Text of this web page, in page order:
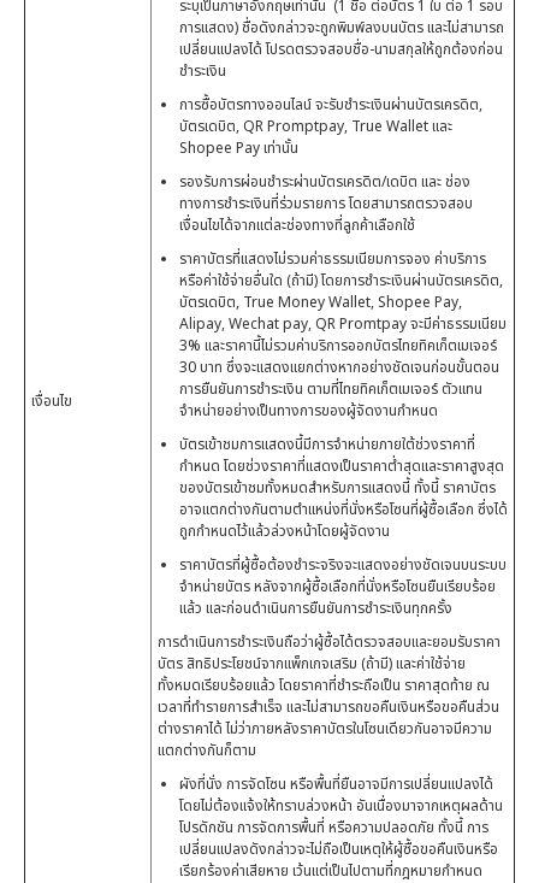
เงื่อนไข
ระบุเป็นภาษาอังกฤษเท่านั้น (1 ชื่อ ต่อบัตร 1 ใบ ต่อ 1 รอบ
การแสดง) ชื่อดังกล่าวจะถูกพิมพ์ลงบนบัตร และไม่สามารถ
เปลี่ยนแปลงได้ โปรดตรวจสอบชื่อ-นามสกุลให้ถูกต้องก่อน
ชำระเงิน
การซื้อบัตรทางออนไลน์ จะรับชำระเงินผ่านบัตรเครดิต,
บัตรเดบิต, QR Promptpay, True Wallet และ
Shopee Pay เท่านั้น
รองรับการผ่อนชำระผ่านบัตรเครดิต/เดบิต และ ช่อง
ทางการชำระเงินที่ร่วมรายการ โดยสามารถตรวจสอบ
เงื่อนไขได้จากแต่ละช่องทางที่ลูกค้าเลือกใช้
ราคาบัตรที่แสดงไม่รวมค่าธรรมเนียมการจอง ค่าบริการ
หรือค่าใช้จ่ายอื่นใด (ถ้ามี) โดยการชำระเงินผ่านบัตรเครดิต,
บัตรเดบิต, True Money Wallet, Shopee Pay,
Alipay, Wechat pay, QR Promtpay จะมีค่าธรรมเนียม
3% และราคานี้ไม่รวมค่าบริการออกบัตรไทยทิคเก็ตเมเจอร์
30 บาท ซึ่งจะแสดงแยกต่างหากอย่างชัดเจนก่อนขั้นตอน
การยืนยันการชำระเงิน ตามที่ไทยทิคเก็ตเมเจอร์ ตัวแทน
จำหน่ายอย่างเป็นทางการของผู้จัดงานกำหนด
บัตรเข้าชมการแสดงนี้มีการจำหน่ายภายใต้ช่วงราคาที่
กำหนด โดยช่วงราคาที่แสดงเป็นราคาต่ำสุดและราคาสูงสุด
ของบัตรเข้าชมทั้งหมดสำหรับการแสดงนี้ ทั้งนี้ ราคาบัตร
อาจแตกต่างกันตามตำแหน่งที่นั่งหรือโซนที่ผู้ซื้อเลือก ซึ่งได้
ถูกกำหนดไว้แล้วล่วงหน้าโดยผู้จัดงาน
ราคาบัตรที่ผู้ซื้อต้องชำระจริงจะแสดงอย่างชัดเจนบนระบบ
จำหน่ายบัตร หลังจากผู้ซื้อเลือกที่นั่งหรือโซนยืนเรียบร้อย
แล้ว และก่อนดำเนินการยืนยันการชำระเงินทุกครั้ง
การดำเนินการชำระเงินถือว่าผู้ซื้อได้ตรวจสอบและยอมรับราคา
บัตร สิทธิประโยชน์จากแพ็กเกจเสริม (ถ้ามี) และค่าใช้จ่าย
ทั้งหมดเรียบร้อยแล้ว โดยราคาที่ชำระถือเป็น ราคาสุดท้าย ณ
เวลาที่ทำรายการสำเร็จ และไม่สามารถขอคืนเงินหรือขอคืนส่วน
ต่างราคาได้ ไม่ว่าภายหลังราคาบัตรในโซนเดียวกันอาจมีความ
แตกต่างกันก็ตาม
ผังที่นั่ง การจัดโซน หรือพื้นที่ยืนอาจมีการเปลี่ยนแปลงได้
โดยไม่ต้องแจ้งให้ทราบล่วงหน้า อันเนื่องมาจากเหตุผลด้าน
โปรดักชัน การจัดการพื้นที่ หรือความปลอดภัย ทั้งนี้ การ
เปลี่ยนแปลงดังกล่าวจะไม่ถือเป็นเหตุให้ผู้ซื้อขอคืนเงินหรือ
เรียกร้องค่าเสียหาย เว้นแต่เป็นไปตามที่กฎหมายกำหนด